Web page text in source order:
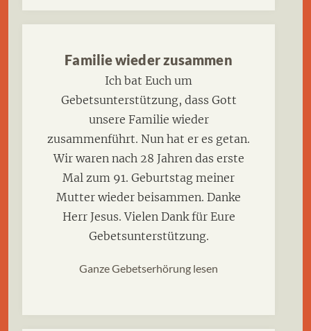
Familie wieder zusammen
Ich bat Euch um
Gebetsunterstützung, dass Gott
unsere Familie wieder
zusammenführt. Nun hat er es getan.
Wir waren nach 28 Jahren das erste
Mal zum 91. Geburtstag meiner
Mutter wieder beisammen. Danke
Herr Jesus. Vielen Dank für Eure
Gebetsunterstützung.
Ganze Gebetserhörung lesen